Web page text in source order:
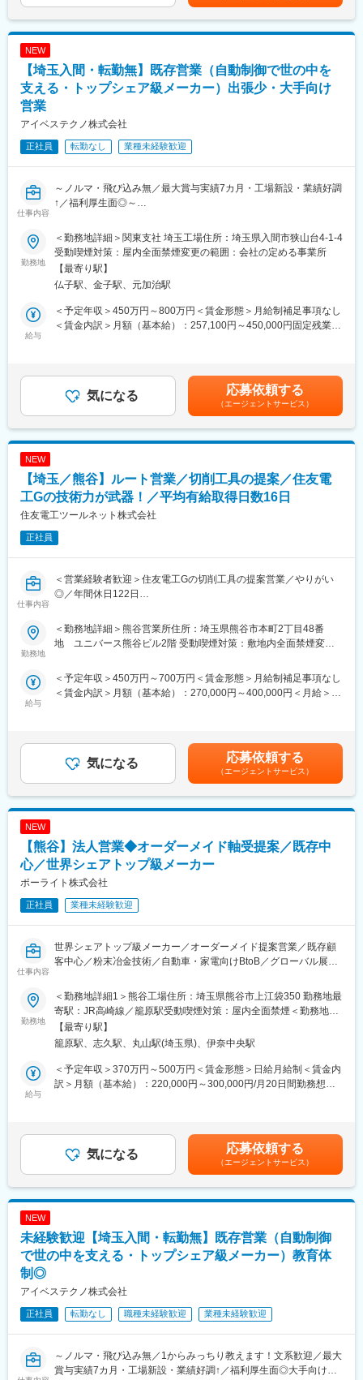
・出張：外出、日帰り出張がメインですが、宿泊出張を行う可能
性もございます。
・有給取得日数：平均16日（昨年実績）
・ノルマ：月ごとの目標はありますが、数字を追うことだけが目
■組織構成：
・営業部10名（事務3名）
■部門の特徴：適性に応じて、以下いずれかの部門へ配属となりま
す
（1）直販営業部門…日本を代表する各自動車メーカー等へ向けて
のルート営業／具体的には新車種の開発に向けた製造工程で必要
となる切削工具の提案を行っています。
（２）直需営業部門…鉄鋼や精密機械、産業機械メーカーへ向け
てのルート営業
■入社後について：入社後は5日程度の導入研修ののち、2週間か
ら1か月程度製品に関する研修を実施いたします。
営業活動に必要な製品知識は会社に入ってからの研修等で十分覚
えられます。
２～３回/週程度、技術者・商社との同行があり、営業会議が１回/
月のペースで行われています。
NEW
【埼玉入間・転勤無】既存営業（自動制御で世の中を
支える・トップシェア級メーカー）出張少・大手向け
営業
アイベステクノ株式会社
正社員 転勤なし 業種未経験歓迎
仕事内容
～ノルマ・飛び込み無／最大賞与実績7カ月・工場新設・業績好調
↑／福利厚生面◎～
【お客様に寄り添った営業】
・工場の自動化や安定稼働に欠かせない「制御盤」を設計から製
造まで一貫して手掛けるメーカーです
・「売り込む営業」ではなく、お客様の要望通りに製品が完成す
るよう、お客様と社内の設計部門をつなぐ調整役として活躍いた
だくポジションです！
・お客様からのご相談を受け、製品完成まで伴走する“サポート型
の営業”です！
・工場の機械や生産ラインを動かすための“心臓部”となる設備で
す。制御盤がなければ機械は動かず、食品・飲料・自動車など私
たちの身近な製品を作ることもできません。日本のものづくりを
から製造まで一貫して手掛けられる技術力が強みです。高い専門
性から大手企業との長期取引を実現しています。
・製造業では自動化・省人化ニーズが年々高まっており、制御盤
の需要は今後も拡大が見込まれています。日本のものづくりを支
□仕事
・エリア：北関東中心 出張：月0～1回程度
・案件期間：数週間～2・3年まで様々
～お仕事～
（2）ヒアリング内容を社内の設計担当へ共有し、製品仕様の検討
を依頼します
（3）技術的な対応は設計担当が行うため、営業はお客様と社内を
つなぐ窓口として調整を行います
（4）見積作成や納期管理を行いながら、製品完成までサポートし
きますので、文系の方もご安心ください！
■部署：3名 40代～60代のベテラン社員が活躍中
同オフィス内には20代・30代の社員も在籍！風通しが良く、わか
らないことはいつでも相談できる職場環境です！
・営業ノルマなし・数字だけで評価する環境ではない
・お客様対応や社内調整力も評価対象
変更の範囲：会社の定める業務
勤務地
＜勤務地詳細＞関東支社 埼玉工場住所：埼玉県入間市狭山台4-1-4
受動喫煙対策：屋内全面禁煙変更の範囲：会社の定める事業所
【最寄り駅】
仏子駅、金子駅、元加治駅
給与
＜予定年収＞450万円～800万円＜賃金形態＞月給制補足事項なし
＜賃金内訳＞月額（基本給）：257,100円～450,000円固定残業手
＞※給与詳細は、年齢・経験・能力を考慮した上で決定■賞与：年
2回（平均5.5ヶ月） 最大7か月支給実績あり※個人差あり■モデ
ル年収例：・年収640万円 ／ 35歳 技術営業職 経験10年・年収
710万円 ／ 45歳 技術営業職 経験16年■各種手当有り：（例）技術
営業／役職手当など賃金はあくまでも目安の金額であり、選考を
表記です。
気になる 応募依頼する
（エージェントサービス）
NEW
【埼玉／熊谷】ルート営業／切削工具の提案／住友電
工Gの技術力が武器！／平均有給取得日数16日
住友電工ツールネット株式会社
正社員
仕事内容
＜営業経験者歓迎＞住友電工Gの切削工具の提案営業／やりがい
◎／年間休日122日
■業務内容：
長年取引のある大手企業に対し、同社が誇る超硬工具「イゲタロ
イ」をはじめとする切削工具の提案営業を行います。
担います。
それができるのは開発製造を担う「住友電工ハードメタル」と連
携しているためです。そのためモノづくりの面白さも味わえま
す。
また、9割が既存のお客様となるため、長期的にお客様と信頼関係
■働き方
・出張：外出、日帰り出張がメインですが、宿泊出張を行う可能
性もございます。
・直行直帰：可能
・残業時間：月平均20時間程度
・有給取得日数：平均16日（昨年実績）
・ノルマ：月ごとの目標はありますが、数字を追うことだけが目
的ではなく、お客様との信頼関係づくりを重視しています。
・営業部10名（事務3名）
・20代2名、30代3名、40代1名、50代4名
■部門の特徴：適性に応じて、以下いずれかの部門へ配属となりま
（1）直販営業部門…日本を代表する各自動車メーカー等へ向けて
のルート営業／具体的には新車種の開発に向けた製造工程で必要
てのルート営業
（３）流通販売部門…住友電工の超硬工具を取り扱う特約店や販
売代理店へのサポート営業
■入社後について：入社後は5日程度の導入研修ののち、2週間か
に合わせて決定しています。
配属後は先輩社員との同行やマンツーマン指導で着実に専門スキ
ルを学んでいきます。
えられます。
２～３回/週程度、技術者・商社との同行があり、営業会議が１回/
月のペースで行われています。
変更の範囲：会社の定める業務
勤務地
＜勤務地詳細＞熊谷営業所住所：埼玉県熊谷市本町2丁目48番
地 ユニバース熊谷ビル2階 受動喫煙対策：敷地内全面禁煙変更
給与
＜予定年収＞450万円～700万円＜賃金形態＞月給制補足事項なし
＜賃金内訳＞月額（基本給）：270,000円～400,000円＜月給＞
り、選考を通じて上下する可能性があります。月給(月額)は固定手
当を含めた表記です。
気になる 応募依頼する
（エージェントサービス）
NEW
【熊谷】法人営業◆オーダーメイド軸受提案／既存中
心／世界シェアトップ級メーカー
ポーライト株式会社
正社員 業種未経験歓迎
仕事内容
世界シェアトップ級メーカー／オーダーメイド提案営業／既存顧
客中心／粉末冶金技術／自動車・家電向けBtoB／グローバル展開
■業務内容：
粉末冶金法を用いた軸受・機械部品等の専門メーカーである当社
にて、熊谷営業所配属の営業職を募集します。
■業務詳細：
・北関東地区にある主要取引先に対する受注活動、新製品PR、納
期管理及び
カー等
※新規営業は営業統括部側で立てた計画に沿って実施する為、飛び
込み等は
約半年程度を想定（相談に応じて臨機応変に対応可能）
研修内容：製造工程、生産管理、設計、品質、営業等
営業職2名、営業事務3名在籍
らオーダーメイド製品を提案するため、課題解決力やニーズを汲
み取る力が身につきます。
勤務地
＜勤務地詳細1＞熊谷工場住所：埼玉県熊谷市上江袋350 勤務地最
寄駅：JR高崎線／籠原駅受動喫煙対策：屋内全面禁煙＜勤務地詳
細2＞本社住所：埼玉県北足立郡伊奈町大字小室4852-1 勤務地最
寄駅：志久駅受動喫煙対策：屋内全面禁煙変更の範囲：会社の定
【最寄り駅】
籠原駅、志久駅、丸山駅(埼玉県)、伊奈中央駅
給与
＜予定年収＞370万円～500万円＜賃金形態＞日給月給制＜賃金内
訳＞月額（基本給）：220,000円～300,000円/月20日間勤務想定
込）：68万円～90万円程■給与システム：固定給+残業手当賃金は
あくまでも目安の金額であり、選考を通じて上下する可能性があ
ります。月給(月額)は固定手当を含めた表記です。
気になる 応募依頼する
（エージェントサービス）
NEW
未経験歓迎【埼玉入間・転勤無】既存営業（自動制御
で世の中を支える・トップシェア級メーカー）教育体
制◎
アイベステクノ株式会社
正社員 転勤なし 職種未経験歓迎 業種未経験歓迎
～ノルマ・飛び込み無／1からみっちり教えます！文系歓迎／最大
賞与実績7カ月・工場新設・業績好調↑／福利厚生面◎大手向け営